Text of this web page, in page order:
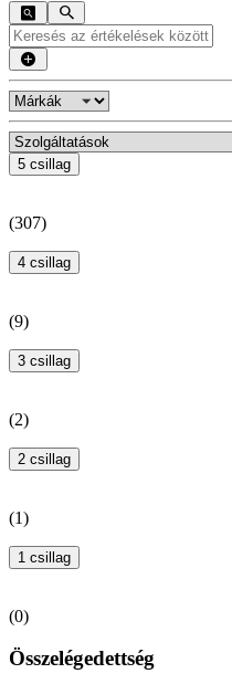
5 csillag
(307)
4 csillag
(9)
3 csillag
(2)
2 csillag
(1)
1 csillag
(0)
Összelégedettség